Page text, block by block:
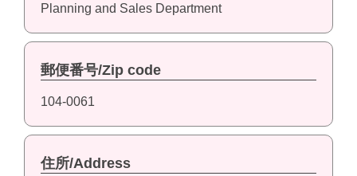
Planning and Sales Department
郵便番号/Zip code
104-0061
住所/Address